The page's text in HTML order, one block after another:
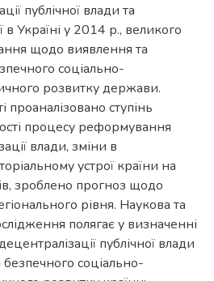
публічної влади та
в Україні у 2014 р., великого
щодо виявлення та
соціально-
розвитку держави.
проаналізовано ступінь
процесу реформування
влади, зміни в
устрої країни на
зроблено прогноз щодо
рівня. Наукова та
полягає у визначенні
публічної влади
безпечного соціально-